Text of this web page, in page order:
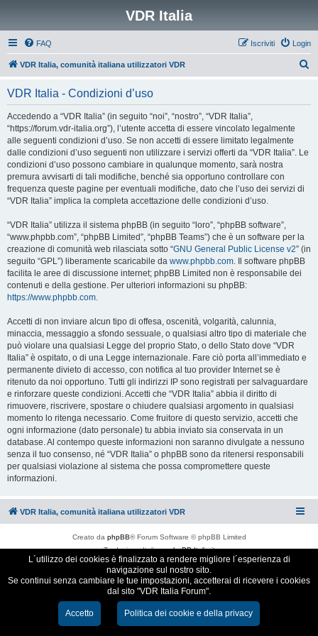
VDR Italia
FAQ Login
Iscriviti
VDR Italia, comunità italiana utilizzatori VDR
VDR Italia - Condizioni d’uso
Accedendo a “VDR Italia” (in seguito “noi”, “nostro”, “VDR Italia”,
“https://forum.vdr-italia.org”), l’utente accetta di essere vincolato legalmente
alle seguenti condizioni d’uso. Se non accetti di essere limitato legalmente
dalle condizioni d’uso seguenti non utilizzare i servizi offerti da “VDR Italia”. Le
condizioni d’uso possono cambiare in qualunque momento, sarà nostra
premura avvisarti di tali modifiche, benché sia opportuno controllare con
frequenza queste pagine per eventuali modifiche, dato che l’uso dei servizi di
“VDR Italia” implica la completa accettazione delle condizioni d’uso.
“VDR Italia” utilizza il sistema phpBB (in seguito “loro”, “phpBB software”,
“www.phpbb.com”, “phpBB Limited”, “phpBB Teams”) che è un software per la
creazione di comunità web rilasciata sotto “GNU General Public License v2” (in
seguito “GPL”) liberamente scaricabile da www.phpbb.com. Il software phpBB
facilita le aree di discussione internet; phpBB Limited non è responsabile dei
contenuti e della gestione. Per ulteriori informazioni su phpBB:
https://www.phpbb.com.
Accetti di non inviare alcun tipo di offesa, oscenità, volgarità, calunnia,
minaccia, messaggio a sfondo sessuale, o qualsiasi altro tipo di materiale che
può violare una qualsiasi Legge del proprio Stato, o dello Stato dove “VDR
Italia” è ospitato, o di una Legge internazionale. Fare ciò porta all’immediato e
permanente divieto di accesso, con notifica al tuo provider Internet se è
ritenuto da noi opportuno. Tutti gli indirizzi IP sono registrati per salvaguardare
e rinforzare queste condizioni. Accetti che “VDR Italia” abbia il diritto di
rimuovere, riscrivere, spostare o chiudere qualsiasi argomento in qualsiasi
momento lo ritenga necessario. Come fruitore di questo servizio, accetti che
ogni informazione (dato personale) tu abbia inviato sia conservata in un
database. Al contempo queste informazioni non saranno divulgate a nessuno
senza il tuo consenso, né “VDR Italia” o phpBB sono da ritenersi responsabili
per qualsiasi violazione al sistema che possa compromettere queste
informazioni.
VDR Italia, comunità italiana utilizzatori VDR
Creato da phpBB® Forum Software © phpBB Limited
Traduzione ItalianaphpBB-Italia.it
Cookie e Privacy
L´utilizzo dei cookies è finalizzato a rendere migliore l´esperienza di
navigazione sul nostro sito.
Se continui senza cambiare le tue impostazioni, accetterai di ricevere i cookies
dal sito "VDR Italia Forum".
Accetto Politica dei cookie e della privacy